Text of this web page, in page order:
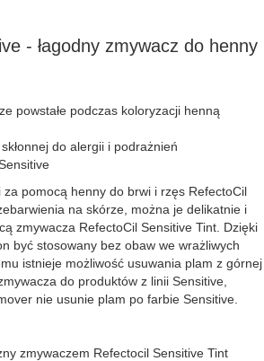
- łagodny zmywacz do henny
powstałe podczas koloryzacji henną
do alergii i podrażnień
pomocą henny do brwi i rzęs RefectoCil
na skórze, można je delikatnie i
zmywacza RefectoCil Sensitive Tint. Dzięki
być stosowany bez obaw we wrażliwych
istnieje możliwość usuwania plam z górnej
do produktów z linii Sensitive,
nie usunie plam po farbie Sensitive.
zmywaczem Refectocil Sensitive Tint